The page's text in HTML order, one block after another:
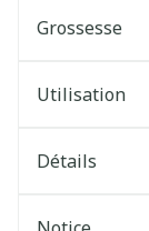
Grossesse
Utilisation
Détails